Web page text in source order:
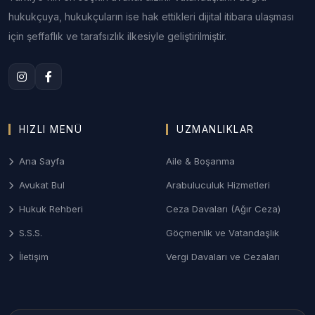
2. Edirne Aile ve Boşanma Hukuku
ve ziynet eşyası davalarında Edirne Aile
Mahkemeleri nezdinde sonuç odaklı ve gizlilik
3. Edirne Ceza ve Ağır Ceza Savunması
Ağır Ceza Mahkemelerinde; özellikle sınır kapıları
ve trafik kazası kaynaklı davalarda etkin savunma.
Saros Körfezi kıyısındaki yazlık konut
uyuşmazlıkları, kıyı kanunu davaları ve turizm
hukukçuya, hukukçuların ise hak ettikleri dijital itibara ulaşması
için şeffaflık ve tarafsızlık ilkesiyle geliştirilmiştir.
HIZLI MENÜ
Ana Sayfa
Avukat Bul
Hukuk Rehberi
S.S.S.
İletişim
UZMANLIKLAR
Aile & Boşanma
Arabuluculuk Hizmetleri
Ceza Davaları (Ağır Ceza)
Göçmenlik ve Vatandaşlık
Vergi Davaları ve Cezaları